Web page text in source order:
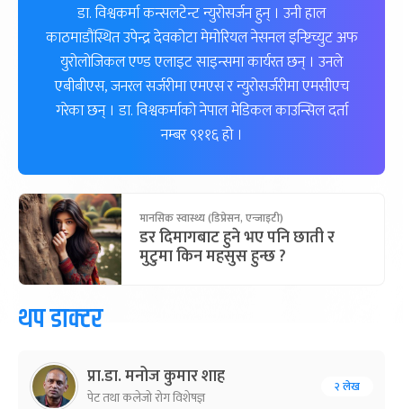
डा. विश्वकर्मा कन्सलटेन्ट न्युरोसर्जन हुन् । उनी हाल
काठमाडौंस्थित उपेन्द्र देवकोटा मेमोरियल नेसनल इन्ष्टिच्युट अफ
युरोलोजिकल एण्ड एलाइट साइन्समा कार्यरत छन् । उनले
एबीबीएस, जनरल सर्जरीमा एमएस र न्युरोसर्जरीमा एमसीएच
गरेका छन् । डा. विश्वकर्माको नेपाल मेडिकल काउन्सिल दर्ता
नम्बर ९११६ हो ।
मानसिक स्वास्थ्य (डिप्रेसन, एन्जाइटी)
डर दिमागबाट हुने भए पनि छाती र
मुटुमा किन महसुस हुन्छ ?
थप डाक्टर
प्रा.डा. मनोज कुमार शाह
पेट तथा कलेजो रोग विशेषज्ञ
२ लेख